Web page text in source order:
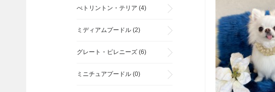
べトリントン・テリア (4)
ミディアムプードル (2)
グレート・ピレニーズ (6)
ミニチュアプードル (0)